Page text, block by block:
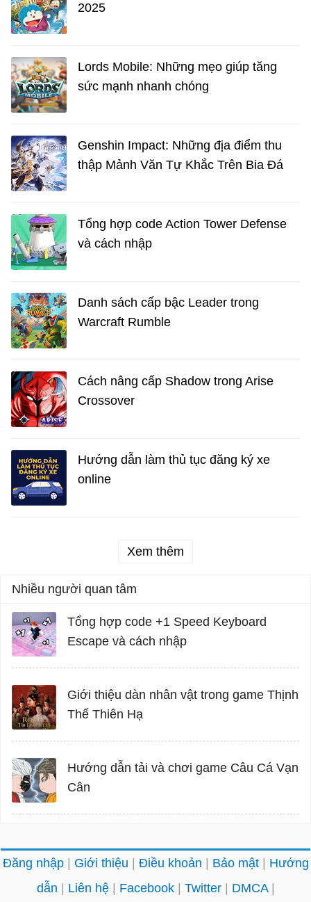
2025
Lords Mobile: Những mẹo giúp tăng
sức mạnh nhanh chóng
Genshin Impact: Những địa điểm thu
thập Mảnh Văn Tự Khắc Trên Bia Đá
Tổng hợp code Action Tower Defense
và cách nhập
Danh sách cấp bậc Leader trong
Warcraft Rumble
Cách nâng cấp Shadow trong Arise
Crossover
Hướng dẫn làm thủ tục đăng ký xe
online
Xem thêm
Nhiều người quan tâm
Tổng hợp code +1 Speed Keyboard
Escape và cách nhập
Giới thiệu dàn nhân vật trong game Thịnh
Thế Thiên Hạ
Hướng dẫn tải và chơi game Câu Cá Vạn
Cân
Đăng nhập Giới thiệu Điều khoản Bảo mật
Hướng
dẫn
Liên hệ Facebook Twitter DMCA